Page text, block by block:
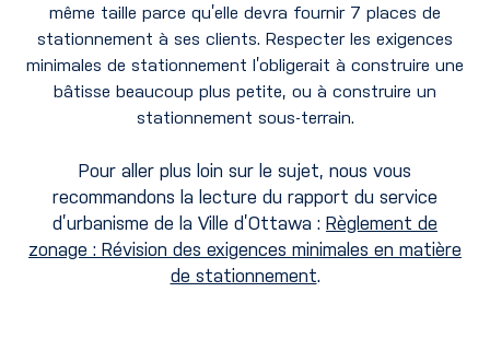
même taille parce qu’elle devra fournir 7 places de
stationnement à ses clients. Respecter les exigences
minimales de stationnement l’obligerait à construire une
bâtisse beaucoup plus petite, ou à construire un
stationnement sous-terrain.
Pour aller plus loin sur le sujet, nous vous
recommandons la lecture du rapport du service
d’urbanisme de la Ville d’Ottawa : Règlement de
zonage : Révision des exigences minimales en matière
de stationnement.